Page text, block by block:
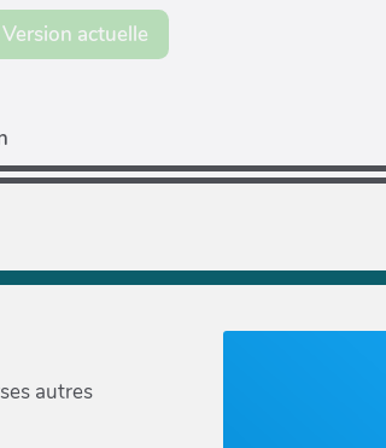
Version actuelle
autres